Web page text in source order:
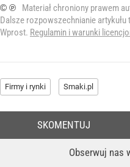
© ℗
Materiał chroniony prawem
Dalsze rozpowszechnianie
Wprost. Regulamin i warunki
Firmy i rynki Smaki.pl
Obserwuj nas
SKOMENTUJ